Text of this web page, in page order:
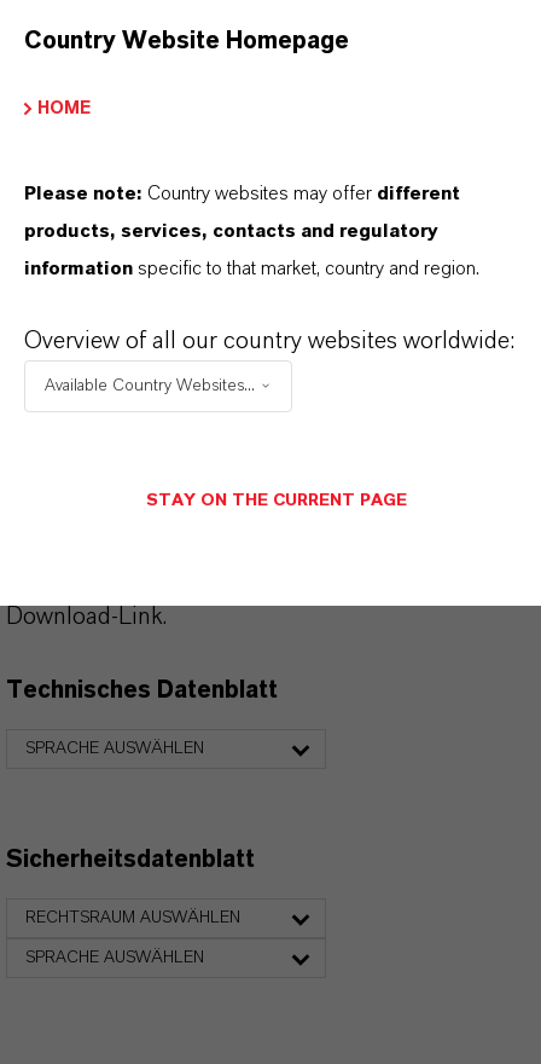
DOWNLOADS
PRODUKTANWENDUNGEN
Hier können die Produktdatenblätter
Download-Link.
Technisches Datenblatt
SPRACHE AUSWÄHLEN
Sicherheitsdatenblatt
RECHTSRAUM AUSWÄHLEN
SPRACHE AUSWÄHLEN
Country Website Homepage
HOME
Please note: Country websites may offer different
products, services, contacts and regulatory
information specific to that market, country and region.
Overview of all our country websites worldwide:
Available Country Websites...
STAY ON THE CURRENT PAGE